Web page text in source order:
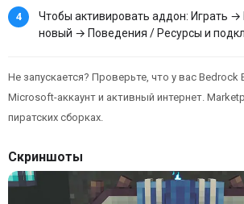
Чтобы активировать аддон: Играть
новый → Поведения / Ресурсы и
Не запускается? Проверьте, что у вас Bedrock
Microsoft-аккаунт и активный интернет.
пиратских сборках.
Скриншоты